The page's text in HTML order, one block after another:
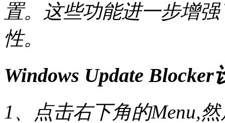
置。这些功能进一步增
性。
Windows Update
1、点击右下角的Menu,